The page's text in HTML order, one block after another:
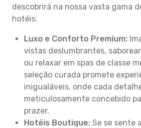
descobrirá na nossa vasta gama
hotéis:
Luxo e Conforto Premium:
vistas deslumbrantes,
ou relaxar em spas de classe
seleção curada promete
inigualáveis, onde cada
meticulosamente concebido
prazer.
Hotéis Boutique: Se se sente